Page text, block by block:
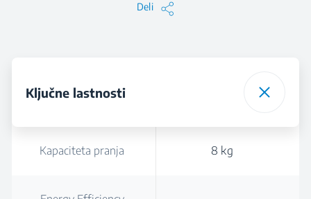
Deli
Ključne lastnosti
Kapaciteta pranja 8 kg